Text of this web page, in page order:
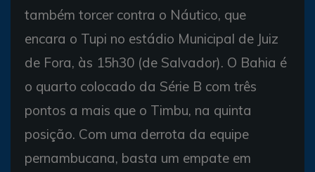
também torcer contra o Náutico, que
encara o Tupi no estádio Municipal de Juiz
de Fora, às 15h30 (de Salvador). O Bahia é
o quarto colocado da Série B com três
pontos a mais que o Timbu, na quinta
posição. Com uma derrota da equipe
pernambucana, basta um empate em